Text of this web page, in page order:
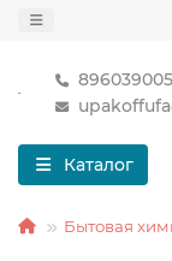
Каталог
Бытовая